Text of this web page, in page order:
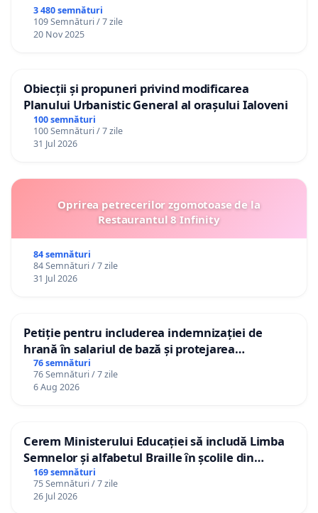
3 480 semnături
109 Semnături / 7 zile
20 Nov 2025
Obiecții și propuneri privind modificarea
Planului Urbanistic General al orașului Ialoveni
100 semnături
100 Semnături / 7 zile
31 Jul 2026
Oprirea petrecerilor zgomotoase de la
Restaurantul 8 Infinity
84 semnături
84 Semnături / 7 zile
31 Jul 2026
Petiție pentru includerea indemnizației de
hrană în salariul de bază și protejarea
gradațiilor de vechime pentru asistenții
personali
76 semnături
76 Semnături / 7 zile
6 Aug 2026
Cerem Ministerului Educației să includă Limba
Semnelor și alfabetul Braille în școlile din
Republica Moldova!
169 semnături
75 Semnături / 7 zile
26 Jul 2026